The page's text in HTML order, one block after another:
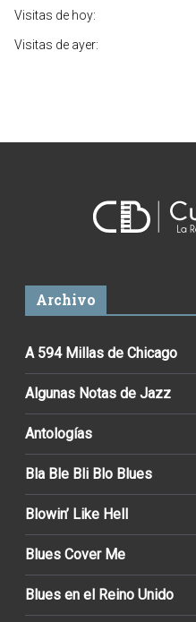
Visitas de hoy:
Visitas de ayer:
Archivo
A 594 Millas de Chicago
Algunas Notas de Jazz
Antologías
Bla Ble Bli Blo Blues
Blowin’ Like Hell
Blues Cover Me
Blues en el Reino Unido